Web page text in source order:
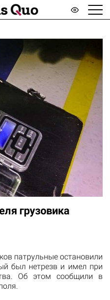
грузовика
патрульные остановили
был нетрезв и имел при
Об этом сообщили в